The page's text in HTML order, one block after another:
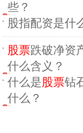
些？
股指配资是什
股票跌破净资
什么含义
什么是股票钻
什么？